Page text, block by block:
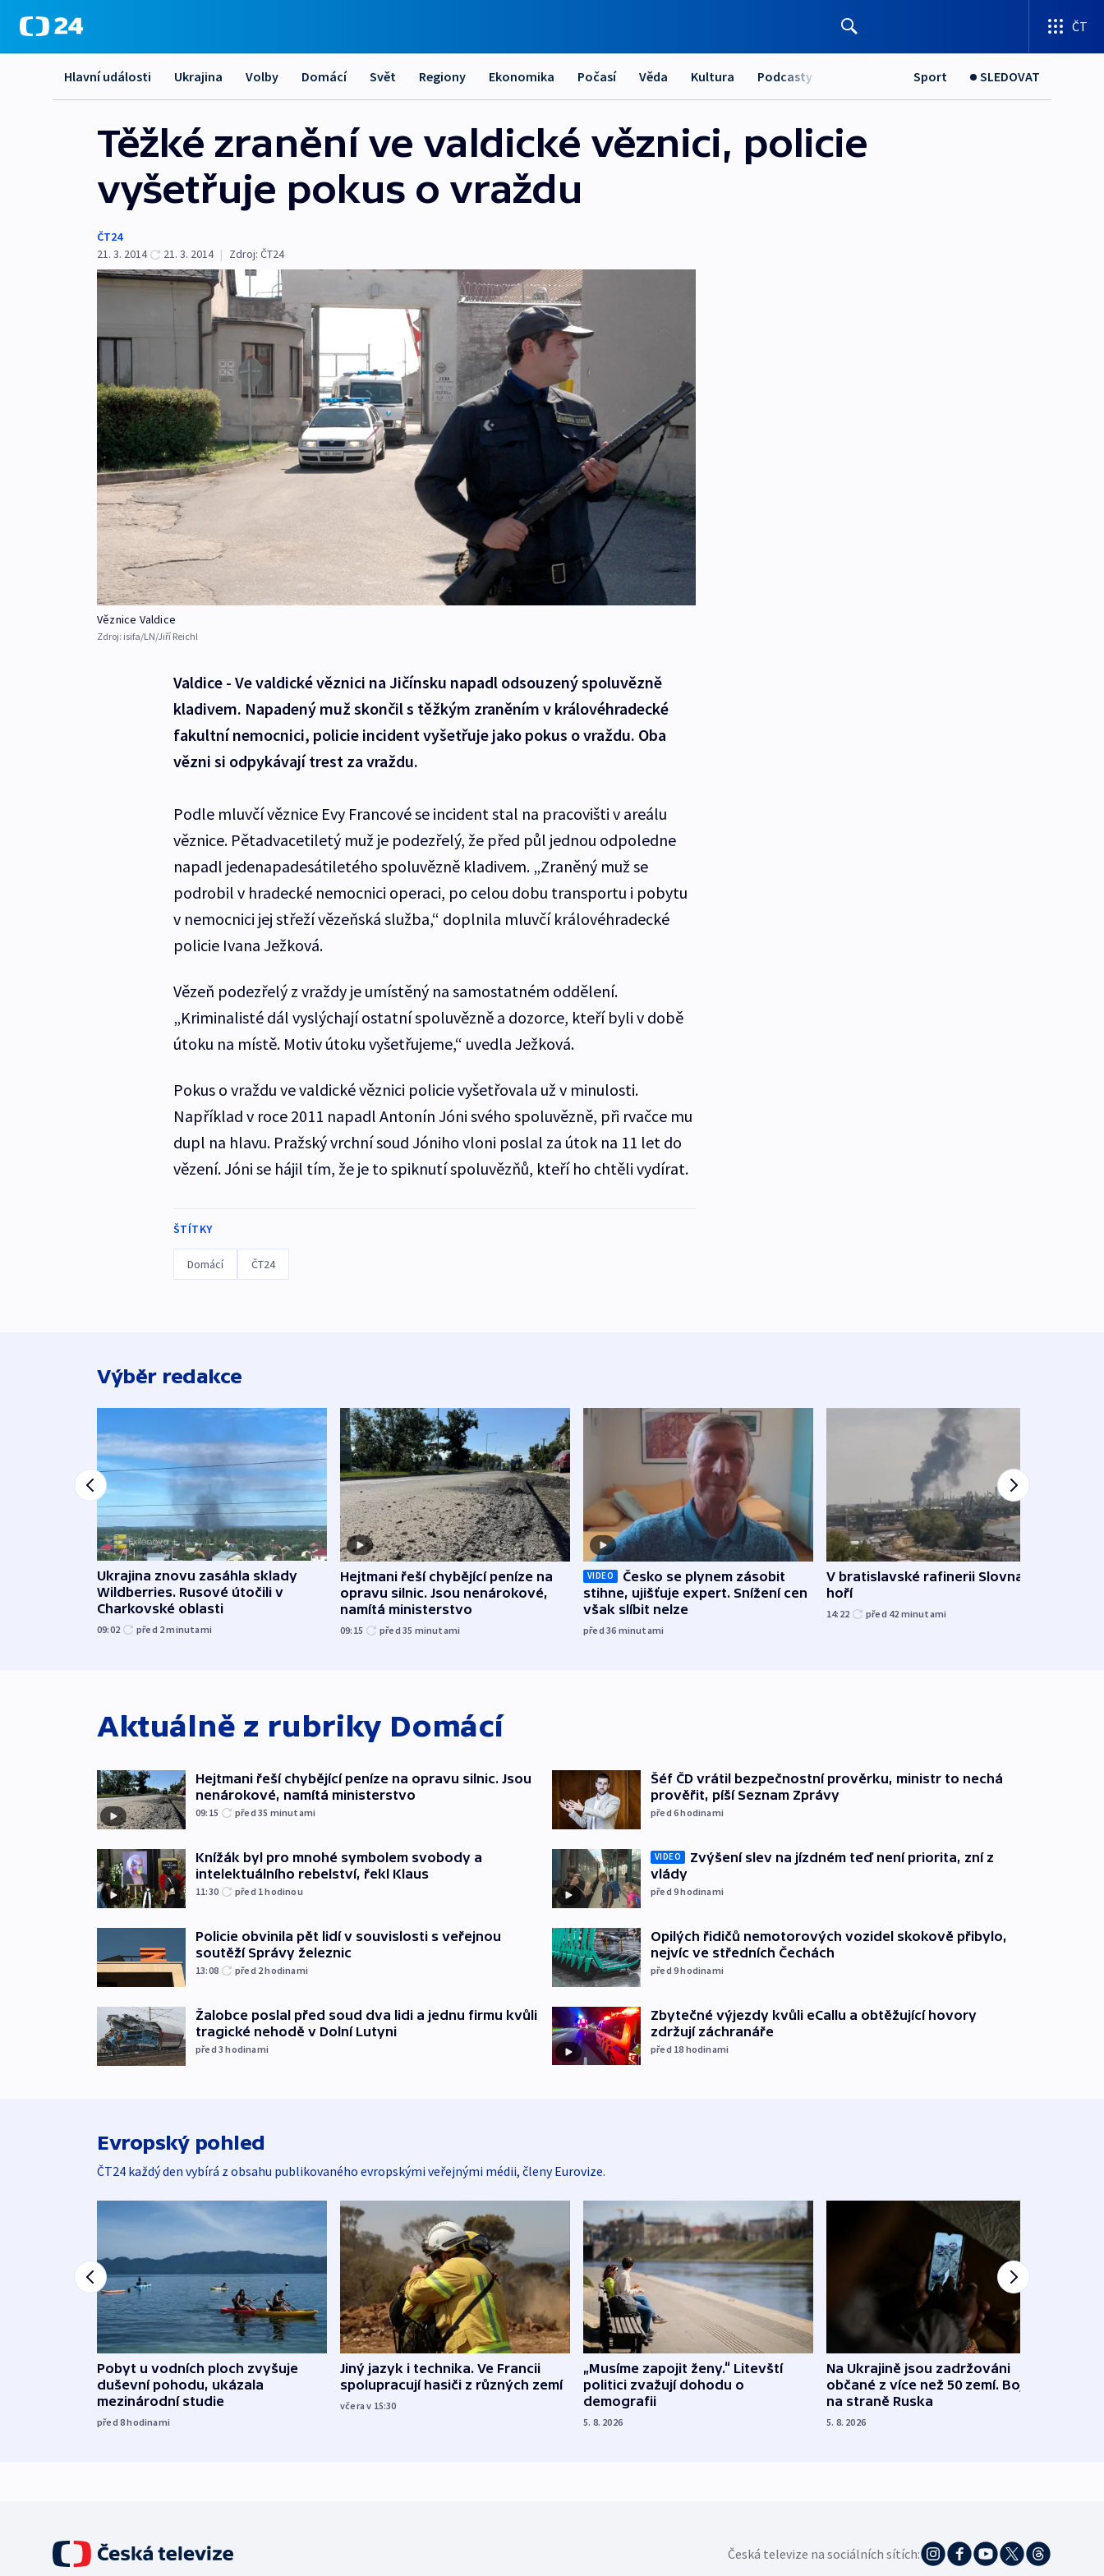
ČT
Hlavní události Ukrajina Volby Domácí Svět Regiony Ekonomika Počasí Věda Kultura Podcasty Sport SLEDOVAT
Těžké zranění ve valdické věznici, policie
vyšetřuje pokus o vraždu
ČT24
21. 3. 2014
21. 3. 2014 | Zdroj: ČT24
Věznice Valdice
Zdroj: isifa/LN/Jiří Reichl
Valdice - Ve valdické věznici na Jičínsku napadl odsouzený spoluvězně
kladivem. Napadený muž skončil s těžkým zraněním v královéhradecké
fakultní nemocnici, policie incident vyšetřuje jako pokus o vraždu. Oba
vězni si odpykávají trest za vraždu.
Podle mluvčí věznice Evy Francové se incident stal na pracovišti v areálu
věznice. Pětadvacetiletý muž je podezřelý, že před půl jednou odpoledne
napadl jedenapadesátiletého spoluvězně kladivem. „Zraněný muž se
podrobil v hradecké nemocnici operaci, po celou dobu transportu i pobytu
v nemocnici jej střeží vězeňská služba,“ doplnila mluvčí královéhradecké
policie Ivana Ježková.
Vězeň podezřelý z vraždy je umístěný na samostatném oddělení.
„Kriminalisté dál vyslýchají ostatní spoluvězně a dozorce, kteří byli v době
útoku na místě. Motiv útoku vyšetřujeme,“ uvedla Ježková.
Pokus o vraždu ve valdické věznici policie vyšetřovala už v minulosti.
Například v roce 2011 napadl Antonín Jóni svého spoluvězně, při rvačce mu
dupl na hlavu. Pražský vrchní soud Jóniho vloni poslal za útok na 11 let do
vězení. Jóni se hájil tím, že je to spiknutí spoluvězňů, kteří ho chtěli vydírat.
ŠTÍTKY
Domácí ČT24
Výběr redakce
Ukrajina znovu zasáhla sklady
Wildberries. Rusové útočili v
Charkovské oblasti
09:02 před 2minutami
Hejtmani řeší chybějící peníze na
opravu silnic. Jsou nenárokové,
namítá ministerstvo
09:15 před 35 minutami
VIDEO
Česko se plynem zásobit
stihne, ujišťuje expert. Snížení cen
však slíbit nelze
před 36 minutami
V bratislavské rafinerii Slovnaft
hoří
14:22 před 42 minutami
Aktuálně z rubriky Domácí
Hejtmani řeší chybějící peníze na opravu silnic. Jsou
nenárokové, namítá ministerstvo
09:15 před 35 minutami
Knížák byl pro mnohé symbolem svobody a
intelektuálního rebelství, řekl Klaus
11:30 před 1hodinou
Policie obvinila pět lidí v souvislosti s veřejnou
soutěží Správy železnic
13:08 před 2hodinami
Žalobce poslal před soud dva lidi a jednu firmu kvůli
tragické nehodě v Dolní Lutyni
před 3hodinami
Šéf ČD vrátil bezpečnostní prověrku, ministr to nechá
prověřit, píší Seznam Zprávy
před 6hodinami
VIDEO
Zvýšení slev na jízdném teď není priorita, zní z
vlády
před 9hodinami
Opilých řidičů nemotorových vozidel skokově přibylo,
nejvíc ve středních Čechách
před 9hodinami
Zbytečné výjezdy kvůli eCallu a obtěžující hovory
zdržují záchranáře
před 18 hodinami
Evropský pohled
ČT24 každý den vybírá z obsahu publikovaného evropskými veřejnými médii, členy Eurovize.
Pobyt u vodních ploch zvyšuje
duševní pohodu, ukázala
mezinárodní studie
před 8hodinami
Jiný jazyk i technika. Ve Francii
spolupracují hasiči z různých zemí
včera v 15:30
„Musíme zapojit ženy.“ Litevští
politici zvažují dohodu o
demografii
5. 8. 2026
Na Ukrajině jsou zadržováni
občané z více než 50 zemí. Bojovali
na straně Ruska
5. 8. 2026
Česká televize na sociálních sítích: